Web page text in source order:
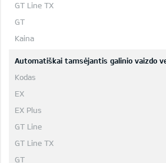
Automatiškai tamsėjantis galinio vaizdo